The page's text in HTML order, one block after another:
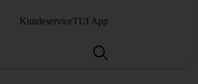
KundeserviceTUI App